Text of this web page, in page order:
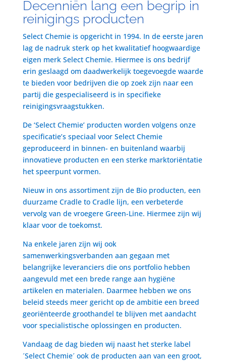
Decenniën lang een begrip in
reinigings producten
Select Chemie is opgericht in 1994. In de eerste jaren
lag de nadruk sterk op het kwalitatief hoogwaardige
eigen merk Select Chemie. Hiermee is ons bedrijf
erin geslaagd om daadwerkelijk toegevoegde waarde
te bieden voor bedrijven die op zoek zijn naar een
partij die gespecialiseerd is in specifieke
reinigingsvraagstukken.
De ‘Select Chemie’ producten worden volgens onze
specificatie’s speciaal voor Select Chemie
geproduceerd in binnen- en buitenland waarbij
innovatieve producten en een sterke marktoriëntatie
het speerpunt vormen.
Nieuw in ons assortiment zijn de Bio producten, een
duurzame Cradle to Cradle lijn, een verbeterde
vervolg van de vroegere Green-Line. Hiermee zijn wij
klaar voor de toekomst.
Na enkele jaren zijn wij ook
samenwerkingsverbanden aan gegaan met
belangrijke leveranciers die ons portfolio hebben
aangevuld met een brede range aan hygiëne
artikelen en materialen. Daarmee hebben we ons
beleid steeds meer gericht op de ambitie een breed
georiënteerde groothandel te blijven met aandacht
voor specialistische oplossingen en producten.
Vandaag de dag bieden wij naast het sterke label
´Select Chemie´ ook de producten aan van een groot,